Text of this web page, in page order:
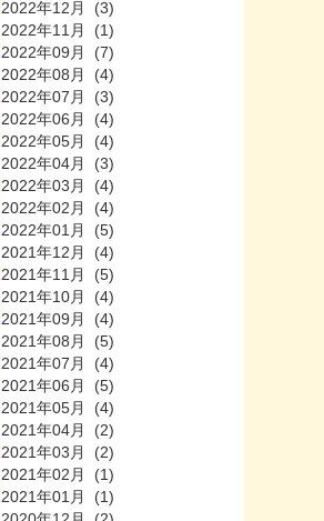
2022年12月 (3)
2022年11月 (1)
2022年09月 (7)
2022年08月 (4)
2022年07月 (3)
2022年06月 (4)
2022年05月 (4)
2022年04月 (3)
2022年03月 (4)
2022年02月 (4)
2022年01月 (5)
2021年12月 (4)
2021年11月 (5)
2021年10月 (4)
2021年09月 (4)
2021年08月 (5)
2021年07月 (4)
2021年06月 (5)
2021年05月 (4)
2021年04月 (2)
2021年03月 (2)
2021年02月 (1)
2021年01月 (1)